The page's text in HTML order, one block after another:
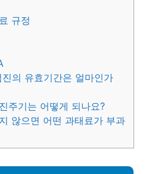
규정
진의 유효기간은 얼마인가
주기는 어떻게 되나요?
않으면 어떤 과태료가 부과